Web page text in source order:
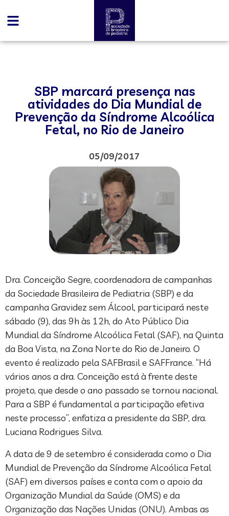
SBP marcará presença nas
atividades do Dia Mundial de
Prevenção da Síndrome Alcoólica
Fetal, no Rio de Janeiro
05/09/2017
Dra. Conceição Segre, coordenadora de campanhas
da Sociedade Brasileira de Pediatria (SBP) e da
campanha Gravidez sem Álcool, participará neste
sábado (9), das 9h às 12h, do Ato Público Dia
Mundial da Síndrome Alcoólica Fetal (SAF), na Quinta
da Boa Vista, na Zona Norte do Rio de Janeiro. O
evento é realizado pela SAFBrasil e SAFFrance. “Há
vários anos a dra. Conceição está à frente deste
projeto, que desde o ano passado se tornou nacional.
Para a SBP é fundamental a participação efetiva
neste processo”, enfatiza a presidente da SBP, dra.
Luciana Rodrigues Silva.
A data de 9 de setembro é considerada como o Dia
Mundial de Prevenção da Síndrome Alcoólica Fetal
(SAF) em diversos países e conta com o apoio da
Organização Mundial da Saúde (OMS) e da
Organização das Nações Unidas (ONU). Ambas as